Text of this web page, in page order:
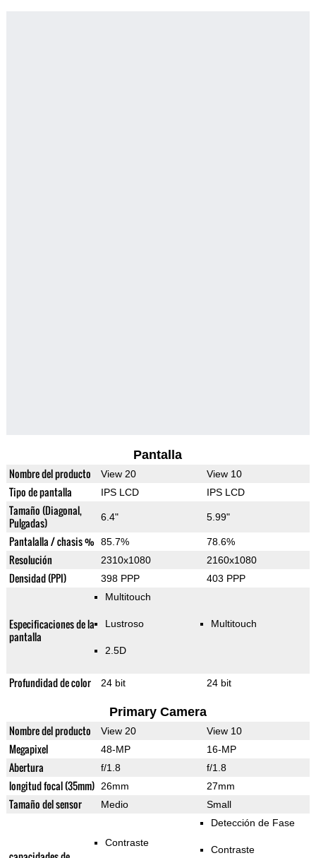
Pantalla
Nombre del producto View 20 View 10
Tipo de pantalla IPS LCD IPS LCD
Tamaño (Diagonal,
Pulgadas)
6.4" 5.99"
Pantalalla / chasis % 85.7% 78.6%
Resolución 2310x1080 2160x1080
Densidad (PPI) 398 PPP 403 PPP
Especificaciones de la
pantalla
Multitouch
Lustroso
2.5D
Multitouch
Profundidad de color 24 bit 24 bit
Primary Camera
Nombre del producto View 20 View 10
Megapixel 48-MP 16-MP
Abertura f/1.8 f/1.8
longitud focal (35mm) 26mm 27mm
Tamaño del sensor Medio Small
Contraste
Detección de Fase
Contraste